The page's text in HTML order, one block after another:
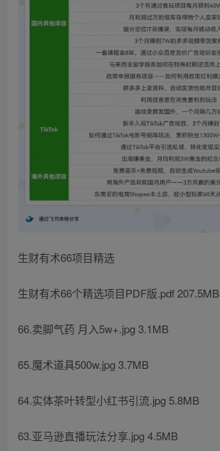
生财有术66项目精选
生财有术66个精选项目PDF版.pdf 207.5MB
66.卖脚气药 月入5w+.jpg 3.1MB
65.魔术道具500w.jpg 3.7MB
64.实体茶叶转型小红书引流.jpg 5.8MB
63.亚马逊直播玩法分享.jpg 4.5MB